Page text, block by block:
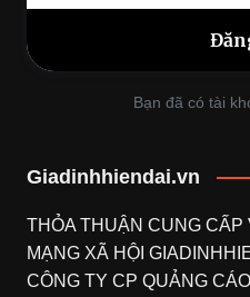
Bạn đã có tài
Giadinhhiendai.vn
THỎA THUẬN CUNG
MẠNG XÃ HỘI
CÔNG TY CP QUẢNG